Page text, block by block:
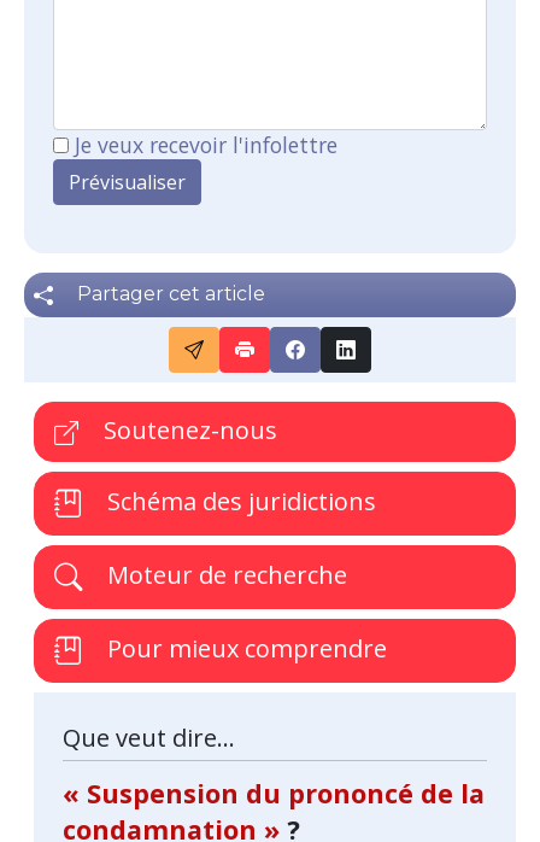
Je veux recevoir l'infolettre
Partager cet article
Soutenez-nous
Schéma des juridictions
Moteur de recherche
Pour mieux comprendre
Que veut dire...
« Suspension du prononcé de la
condamnation » ?